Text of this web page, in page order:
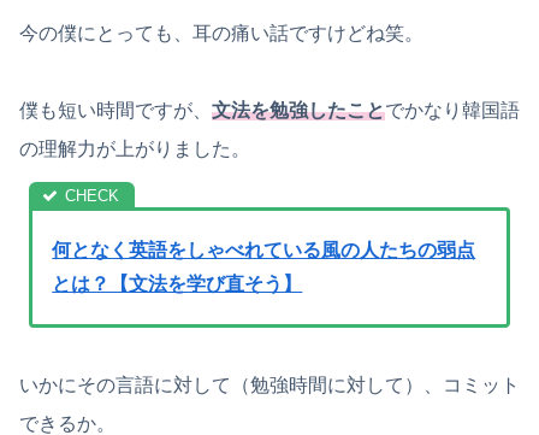
今の僕にとっても、耳の痛い話ですけどね笑。
僕も短い時間ですが、 文法を勉強したことでかなり韓国語
の理解力が上がりました。
何となく英語をしゃべれている風の人たちの弱点
とは？【文法を学び直そう】
いかにその言語に対して（勉強時間に対して）、コミット
できるか。